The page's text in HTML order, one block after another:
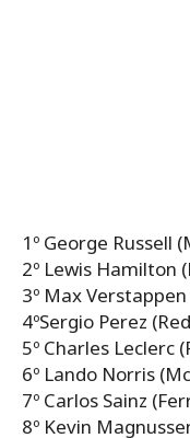
1º George Russell
2º Lewis Hamilton
3º Max
4ºSergio Perez
5º Charles Leclerc
6º Lando Norris
7º Carlos Sainz
8º Kevin